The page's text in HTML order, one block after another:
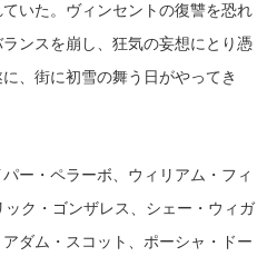
いた。ヴィンセントの復讐を恐れ
ンスを崩し、狂気の妄想にとり憑
、街に初雪の舞う日がやってき
ー・ペラーボ、ウィリアム・フィ
ク・ゴンザレス、シェー・ウィガ
ダム・スコット、ポーシャ・ドー